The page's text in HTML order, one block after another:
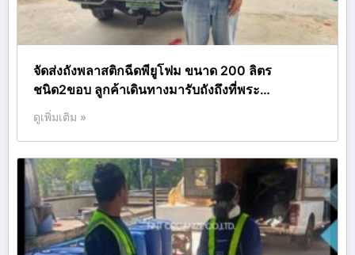
จัดส่งถังพลาสติกฉีดพียูโฟม ขนาด 200 ลิตร
ชนิด2ขอบ ลูกค้าเดินทางมารับถังถึงที่พระ…
ดูเพิ่มเติม »